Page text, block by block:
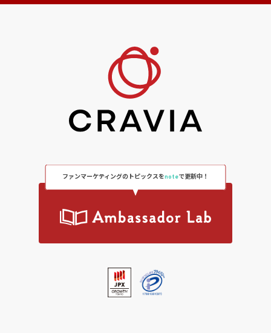
ファンマーケティングのトピックスをnoteで更新中！